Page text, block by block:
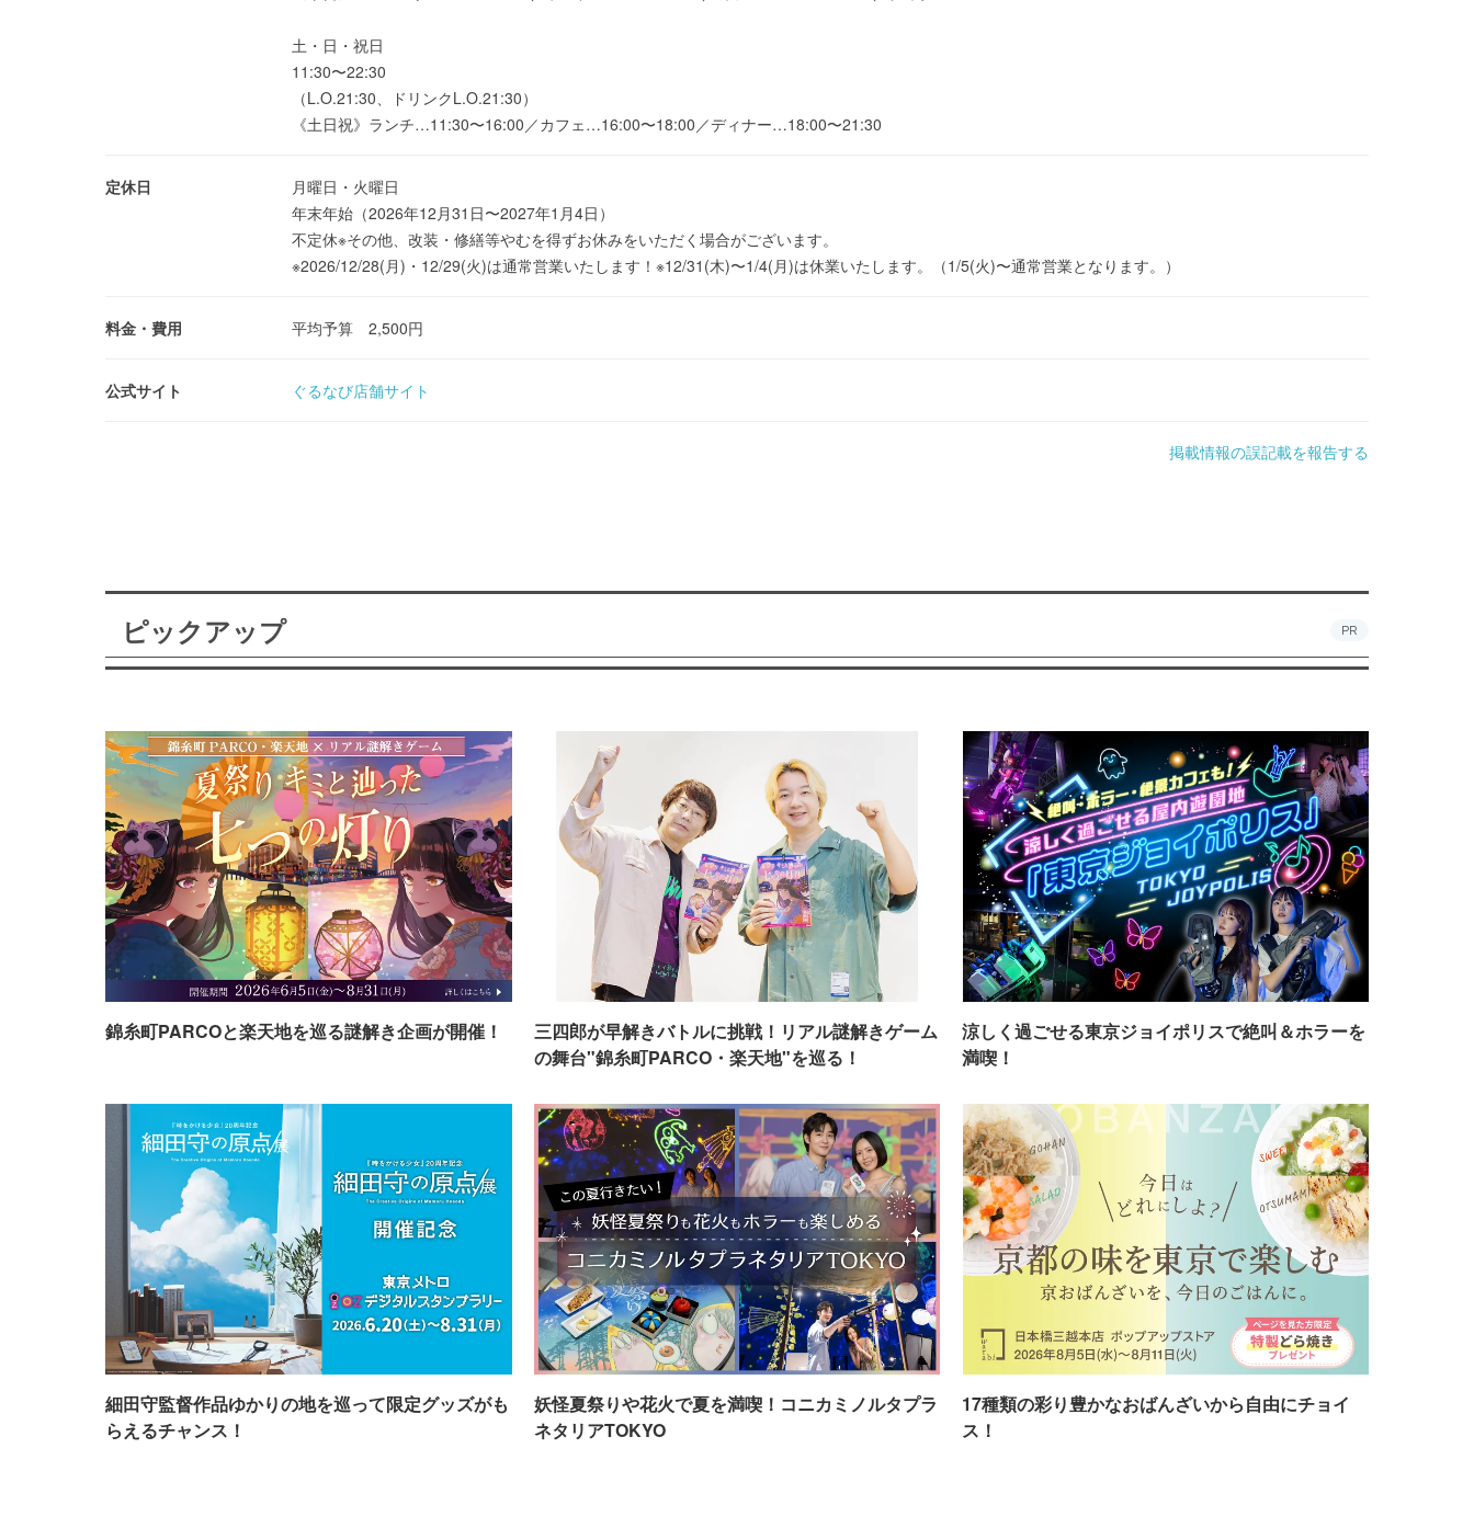
土・日・祝日
11:30〜22:30
（L.O.21:30、ドリンクL.O.21:30）
《土日祝》ランチ…11:30〜16:00／カフェ…16:00〜18:00／ディナー…18:00〜21:30
定休日
月曜日・火曜日
年末年始（2026年12月31日〜2027年1月4日）
不定休※その他、改装・修繕等やむを得ずお休みをいただく場合がございます。
※2026/12/28(月)・12/29(火)は通常営業いたします！※12/31(木)〜1/4(月)は休業いたします。（1/5(火)〜通常営業となります。）
料金・費用 平均予算 2,500円
公式サイト ぐるなび店舗サイト
掲載情報の誤記載を報告する
ピックアップ PR
錦糸町PARCOと楽天地を巡る謎解き企画が開催！
三四郎が早解きバトルに挑戦！リアル謎解きゲーム
の舞台"錦糸町PARCO・楽天地"を巡る！
涼しく過ごせる東京ジョイポリスで絶叫＆ホラーを
満喫！
細田守監督作品ゆかりの地を巡って限定グッズがも
らえるチャンス！
妖怪夏祭りや花火で夏を満喫！コニカミノルタプラ
ネタリアTOKYO
17種類の彩り豊かなおばんざいから自由にチョイ
ス！